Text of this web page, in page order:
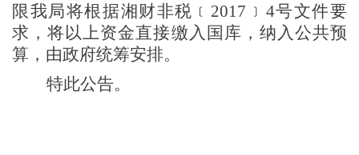
限我局将根据湘财非税﹝2017﹞4号文件要
求，将以上资金直接缴入国库，纳入公共预
算，由政府统筹安排。
特此公告。